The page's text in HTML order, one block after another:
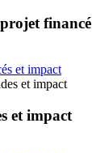
financé
et impact
et impact
et impact